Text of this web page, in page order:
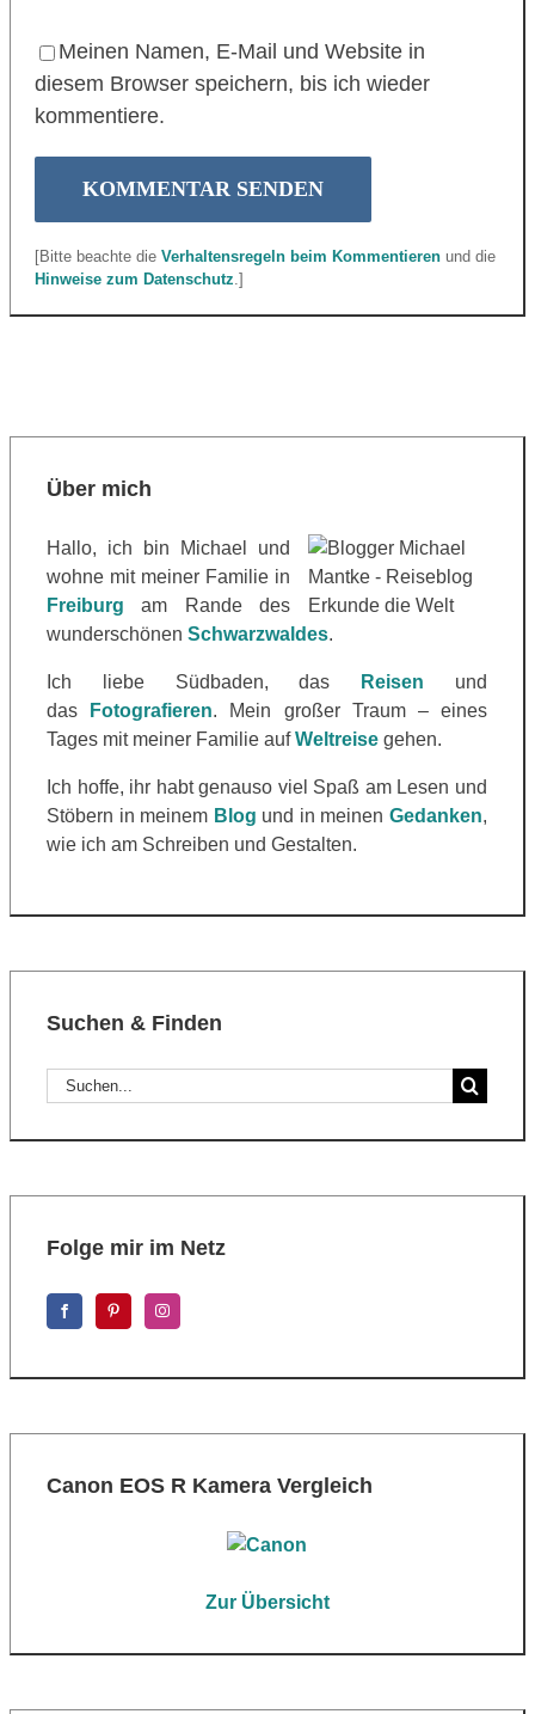
Meinen Namen, E-Mail und Website in
diesem Browser speichern, bis ich wieder
kommentiere.
[Bitte beachte die Verhaltensregeln beim Kommentieren und die
Hinweise zum Datenschutz .]
Über mich
Hallo, ich bin Michael und
wohne mit meiner Familie in
Freiburg am Rande des
wunderschönen Schwarzwaldes.
Ich liebe Südbaden, das Reisen und
das
Fotografieren. Mein großer Traum – eines
Tages mit meiner Familie aufWeltreise gehen.
Ich hoffe, ihr habt genauso viel Spaß am Lesen und
Stöbern in meinem Blog und in meinenGedanken,
wie ich am Schreiben und Gestalten.
Suchen & Finden
Suche
nach:
Folge mir im Netz
Canon EOS R Kamera Vergleich
Zur Übersicht